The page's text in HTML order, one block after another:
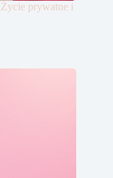
prywatne i